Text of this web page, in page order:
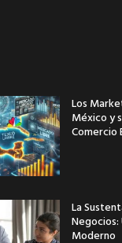
Los
México y
Comercio
La
Negocios:
Moderno